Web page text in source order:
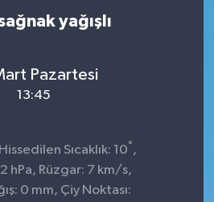
yağışlı
Pazartesi
13:45
Sıcaklık: 10° ,
hPa, Rüzgar: 7 km/s,
0 mm, Çiy Noktası: